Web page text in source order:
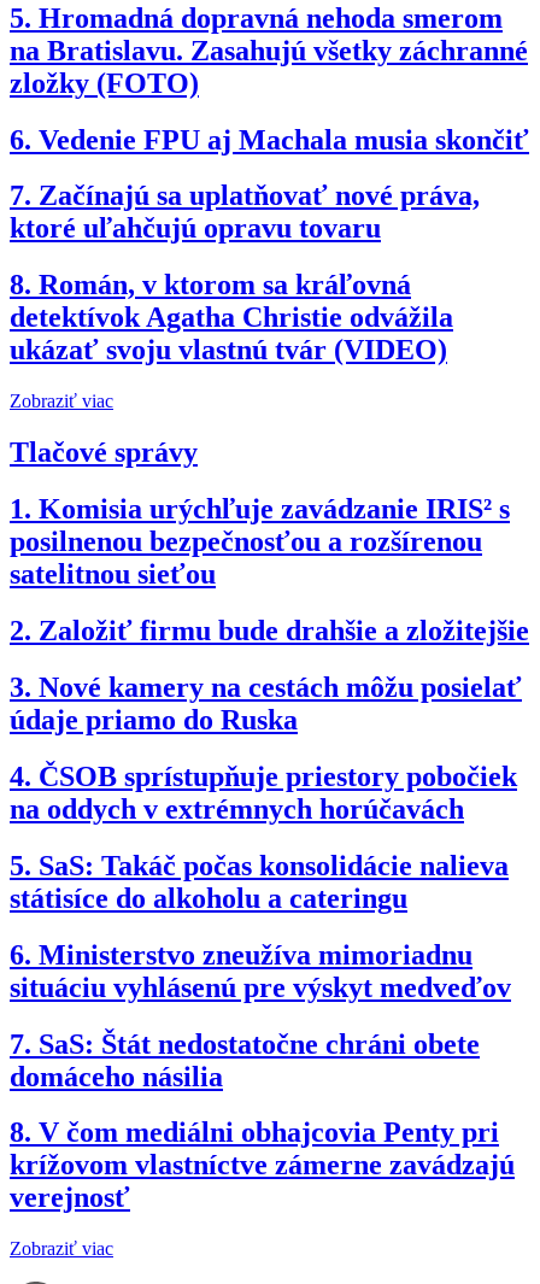
5. Hromadná dopravná nehoda smerom
na Bratislavu. Zasahujú všetky záchranné
zložky (FOTO)
6. Vedenie FPU aj Machala musia skončiť
7. Začínajú sa uplatňovať nové práva,
ktoré uľahčujú opravu tovaru
8. Román, v ktorom sa kráľovná
detektívok Agatha Christie odvážila
ukázať svoju vlastnú tvár (VIDEO)
Zobraziť viac
Tlačové správy
1. Komisia urýchľuje zavádzanie IRIS² s
posilnenou bezpečnosťou a rozšírenou
satelitnou sieťou
2. Založiť firmu bude drahšie a zložitejšie
3. Nové kamery na cestách môžu posielať
údaje priamo do Ruska
4. ČSOB sprístupňuje priestory pobočiek
na oddych v extrémnych horúčavách
5. SaS: Takáč počas konsolidácie nalieva
státisíce do alkoholu a cateringu
6. Ministerstvo zneužíva mimoriadnu
situáciu vyhlásenú pre výskyt medveďov
7. SaS: Štát nedostatočne chráni obete
domáceho násilia
8. V čom mediálni obhajcovia Penty pri
krížovom vlastníctve zámerne zavádzajú
verejnosť
Zobraziť viac